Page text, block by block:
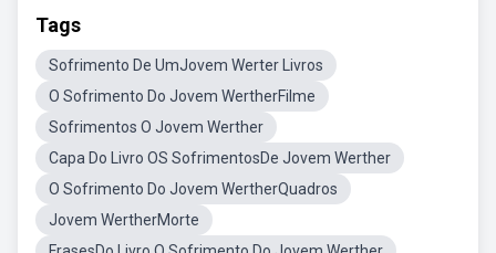
Tags
Sofrimento De UmJovem Werter Livros
O Sofrimento Do Jovem WertherFilme
Sofrimentos O Jovem Werther
Capa Do Livro OS SofrimentosDe Jovem Werther
O Sofrimento Do Jovem WertherQuadros
Jovem WertherMorte